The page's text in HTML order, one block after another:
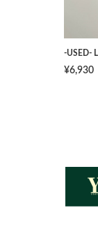
-USED-
¥6,930